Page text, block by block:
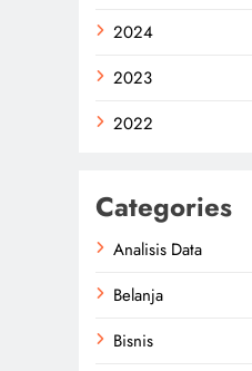
2024
2023
2022
Categories
Analisis Data
Belanja
Bisnis